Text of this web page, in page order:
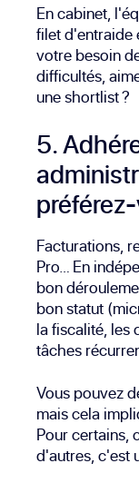
En cabinet,
filet d'entraide
votre besoin
difficultés,
une shortlist ?
5.
Facturations,
Pro… En
bon
bon statut
la fiscalité, les
tâches
Vous pouvez
mais cela
Pour certains,
d'autres, c'est